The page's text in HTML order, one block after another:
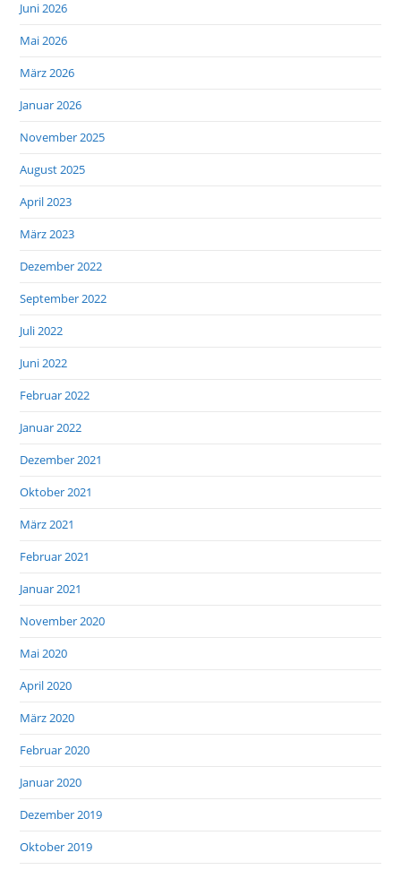
Juni 2026
Mai 2026
März 2026
Januar 2026
November 2025
August 2025
April 2023
März 2023
Dezember 2022
September 2022
Juli 2022
Juni 2022
Februar 2022
Januar 2022
Dezember 2021
Oktober 2021
März 2021
Februar 2021
Januar 2021
November 2020
Mai 2020
April 2020
März 2020
Februar 2020
Januar 2020
Dezember 2019
Oktober 2019